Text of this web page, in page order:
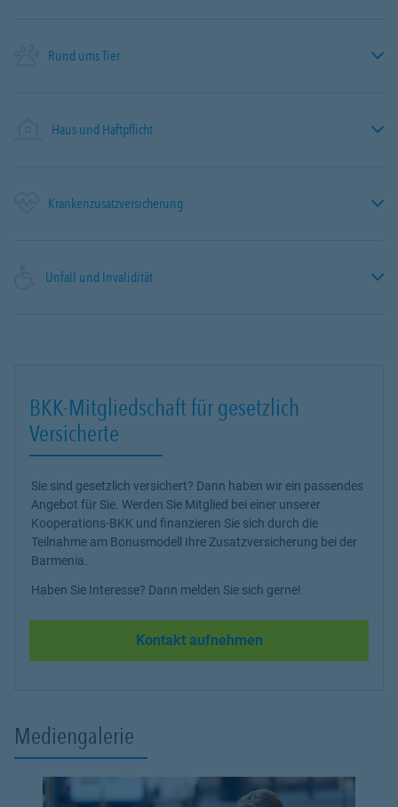
Rund ums Tier
Haus und Haftpflicht
Krankenzusatzversicherung
Unfall und Invalidität
BKK-Mitgliedschaft für gesetzlich
Versicherte
Sie sind gesetzlich versichert? Dann haben wir ein passendes
Angebot für Sie. Werden Sie Mitglied bei einer unserer
Kooperations-BKK und finanzieren Sie sich durch die
Teilnahme am Bonusmodell Ihre Zusatzversicherung bei der
Barmenia.
Haben Sie Interesse? Dann melden Sie sich gerne!
Kontakt aufnehmen
Mediengalerie